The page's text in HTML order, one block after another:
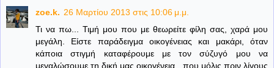
zoe.k. 26 Μαρτίου 2013 στις 10:06 μ.μ.
Τι να πω... Τιμή μου που με θεωρείτε φίλη σας, χαρά μου
μεγάλη. Είστε παράδειγμα οικογένειας και μακάρι, όταν
κάποια στιγμή καταφέρουμε με τον σύζυγό μου να
μεγαλώσουμε τη δική μας οικογένεια , που μόλις πριν λίγους